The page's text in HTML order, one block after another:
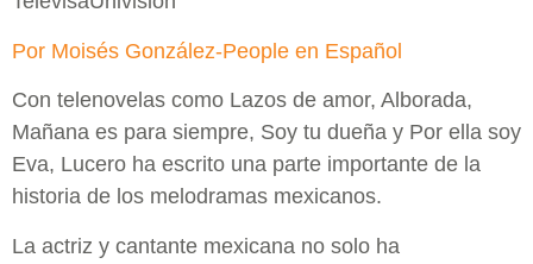
Por Moisés González-People en Español
Con telenovelas como Lazos de amor, Alborada,
Mañana es para siempre, Soy tu dueña y Por ella soy
Eva, Lucero ha escrito una parte importante de la
historia de los melodramas mexicanos.
La actriz y cantante mexicana no solo ha